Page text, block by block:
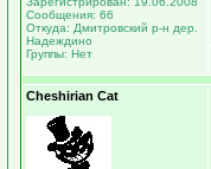
Сообщения: 66
Откуда: Дмитровский р-н дер.
Надеждино
Группы: Нет
Cheshirian Cat